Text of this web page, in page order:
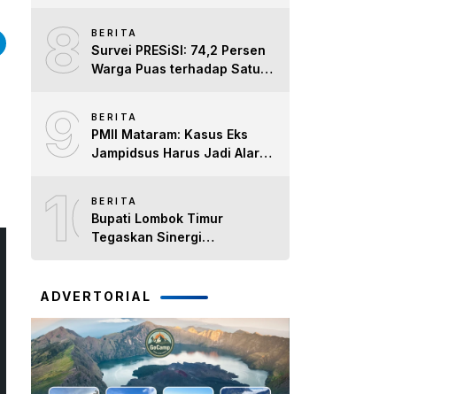
8
BERITA
Survei PRESiSI: 74,2 Persen
Warga Puas terhadap Satu
9 BERITA
PMII Mataram: Kasus Eks
Jampidsus Harus Jadi Alarm
10BERITA
Bupati Lombok Timur
Tegaskan Sinergi
dan Kapolres Lombok Timur
ADVERTORIAL